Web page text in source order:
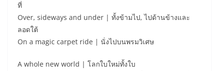
ที่
Over, sideways and under | ทั้งข้ามไป, ไปด้านข้างและ
ลอดใต้
On a magic carpet ride | นั่งไปบนพรมวิเศษ
A whole new world | โลกใบใหม่ทั้งใบ